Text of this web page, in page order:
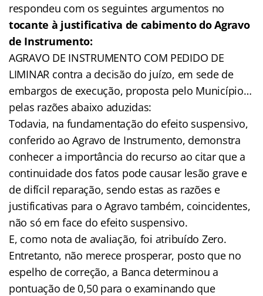
respondeu com os seguintes argumentos no
tocante à justificativa de cabimento do Agravo
de Instrumento:
AGRAVO DE INSTRUMENTO COM PEDIDO DE
LIMINAR contra a decisão do juízo, em sede de
embargos de execução, proposta pelo Município…
pelas razões abaixo aduzidas:
Todavia, na fundamentação do efeito suspensivo,
conferido ao Agravo de Instrumento, demonstra
conhecer a importância do recurso ao citar que a
continuidade dos fatos pode causar lesão grave e
de difícil reparação, sendo estas as razões e
justificativas para o Agravo também, coincidentes,
não só em face do efeito suspensivo.
E, como nota de avaliação, foi atribuído Zero.
Entretanto, não merece prosperar, posto que no
espelho de correção, a Banca determinou a
pontuação de 0,50 para o examinando que